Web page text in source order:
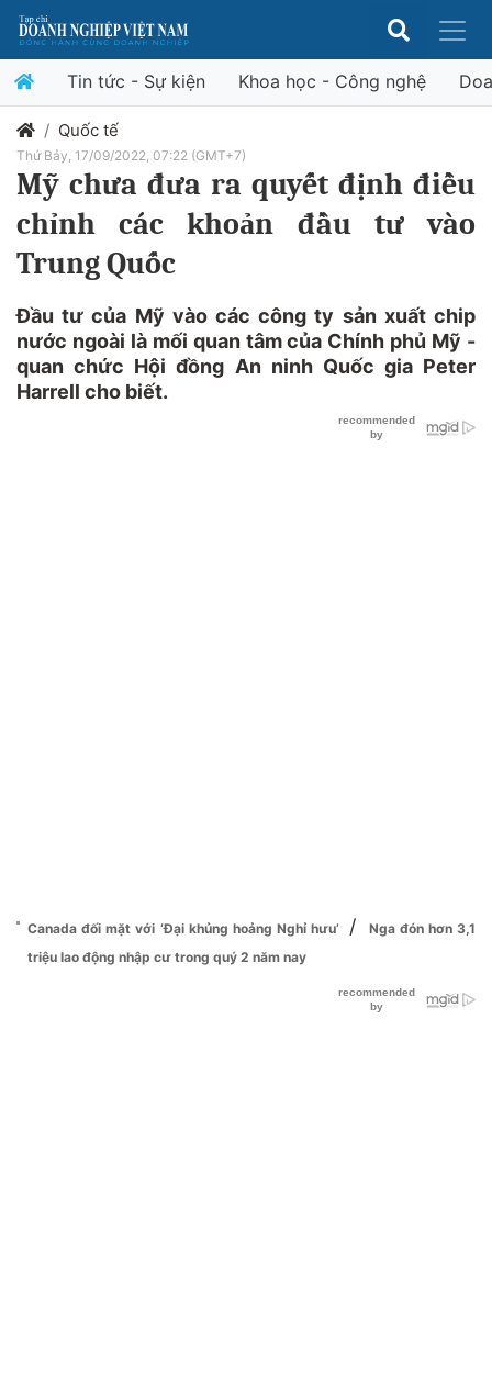
Tin tức - Sự kiện Khoa học - Công nghệ
Quốc tế
Thứ Bảy, 17/09/2022, 07:22 (GMT+7)
Mỹ chưa đưa ra quyết định điều
chỉnh các khoản đầu tư vào
Trung Quốc
Đầu tư của Mỹ vào các công ty sản xuất chip
nước ngoài là mối quan tâm của Chính phủ Mỹ -
quan chức Hội đồng An ninh Quốc gia Peter
Harrell cho biết.
Canada đối mặt với ‘Đại khủng hoảng Nghỉ hưu’ /
Nga đón hơn 3,1
triệu lao động nhập cư trong quý 2 năm nay